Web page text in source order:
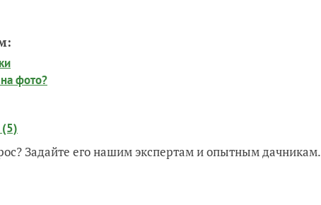
фото?
(5)
Задайте его нашим экспертам и опытным дачникам.